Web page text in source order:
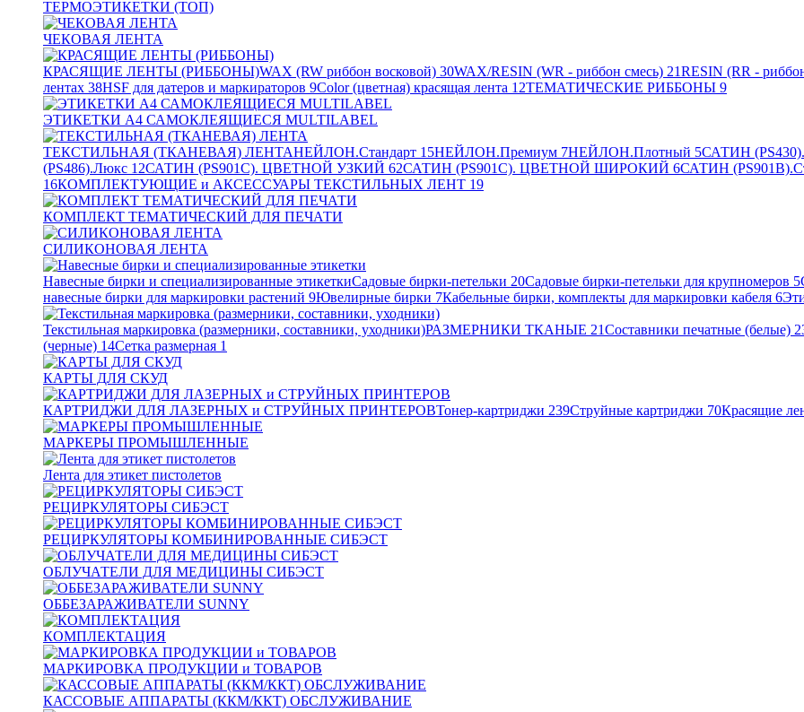
ТЕРМОЭТИКЕТКИ (ТОП)
ЧЕКОВАЯ ЛЕНТА
КРАСЯЩИЕ ЛЕНТЫ (РИББОНЫ)WAX (RW риббон восковой) 30WAX/RESIN (WR - риббон смесь) 21RESIN (RR -
лентах 38HSF для датеров и маркираторов 9Color (цветная) красящая лента 12ТЕМАТИЧЕСКИЕ РИББОНЫ 9
ЭТИКЕТКИ А4 САМОКЛЕЯЩИЕСЯ MULTILABEL
ТЕКСТИЛЬНАЯ (ТКАНЕВАЯ) ЛЕНТАНЕЙЛОН.Стандарт 15НЕЙЛОН.Премиум 7НЕЙЛОН.Плотный 5САТИН
(PS486).Люкс 12САТИН (PS901C). ЦВЕТНОЙ УЗКИЙ 62САТИН (PS901C). ЦВЕТНОЙ ШИРОКИЙ 6САТИН
16КОМПЛЕКТУЮЩИЕ и АКСЕССУАРЫ ТЕКСТИЛЬНЫХ ЛЕНТ 19
КОМПЛЕКТ ТЕМАТИЧЕСКИЙ ДЛЯ ПЕЧАТИ
СИЛИКОНОВАЯ ЛЕНТА
Навесные бирки и специализированные этикеткиСадовые бирки-петельки 20Садовые бирки-петельки для крупномеров 5
навесные бирки для маркировки растений 9Ювелирные бирки 7Кабельные бирки, комплекты для маркировки кабеля 6
Текстильная маркировка (размерники, составники, уходники)РАЗМЕРНИКИ ТКАНЫЕ 21Составники печатные (белые)
(черные) 14Сетка размерная 1
КАРТЫ ДЛЯ СКУД
КАРТРИДЖИ ДЛЯ ЛАЗЕРНЫХ и СТРУЙНЫХ ПРИНТЕРОВТонер-картриджи 239Струйные картриджи 70Красящие
МАРКЕРЫ ПРОМЫШЛЕННЫЕ
Лента для этикет пистолетов
РЕЦИРКУЛЯТОРЫ СИБЭСТ
РЕЦИРКУЛЯТОРЫ КОМБИНИРОВАННЫЕ СИБЭСТ
ОБЛУЧАТЕЛИ ДЛЯ МЕДИЦИНЫ СИБЭСТ
ОББЕЗАРАЖИВАТЕЛИ SUNNY
КОМПЛЕКТАЦИЯ
МАРКИРОВКА ПРОДУКЦИИ и ТОВАРОВ
КАССОВЫЕ АППАРАТЫ (ККМ/ККТ) ОБСЛУЖИВАНИЕ